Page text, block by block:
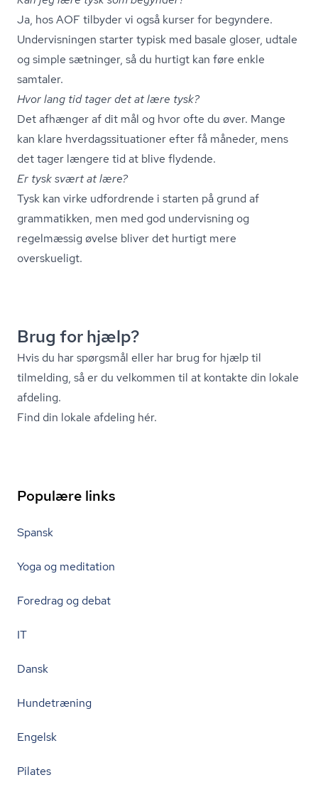
Ja, hos AOF tilbyder vi også kurser for begyndere.
Undervisningen starter typisk med basale gloser, udtale
og simple sætninger, så du hurtigt kan føre enkle
samtaler.
Hvor lang tid tager det at lære tysk?
Det afhænger af dit mål og hvor ofte du øver. Mange
kan klare hver­dags­si­tu­a­tio­ner efter få måneder, mens
det tager længere tid at blive flydende.
Er tysk svært at lære?
Tysk kan virke udfordrende i starten på grund af
grammatikken, men med god undervisning og
regelmæssig øvelse bliver det hurtigt mere
overskueligt.
Brug for hjælp?
Hvis du har spørgsmål eller har brug for hjælp til
tilmelding, så er du velkommen til at kontakte din lokale
afdeling.
Find din lokale afdeling hér.
Populære links
Spansk
Yoga og meditation
Foredrag og debat
IT
Dansk
Hundetræning
Engelsk
Pilates